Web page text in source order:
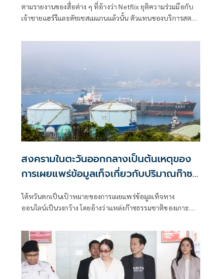
ตามรายงานของสื่อต่าง ๆ ที่อ้างว่า Netflix ยุติความร่วมมือกับ
เจ้าชายแฮร์รีและดัชเชสเมแกนแล้วนั้น ตัวแทนของบริการสตรีม
สงครามในตะวันออกกลางเป็นต้นเหตุของ
การเผยแพร่ข้อมูลเท็จเกี่ยวกับปริมาณก๊าซที่
ส่งให้ไต้หวัน
ไต้หวันตกเป็นเป้าหมายของการเผยแพร่ข้อมูลเท็จทาง
ออนไลน์เป็นวงกว้าง โดยอ้างว่าแหล่งก๊าซธรรมชาติของเกาะที่
จากสงครามในตะวันออกกลาง ซึ่งเจ้าหน้าที่กล่าวว่าเรื่องราวดัง
กล่าวอาจก่อให้เกิดความตื่นตระหนกและบั่นทอนความเชื่อมั่น
ในรัฐบาลได้